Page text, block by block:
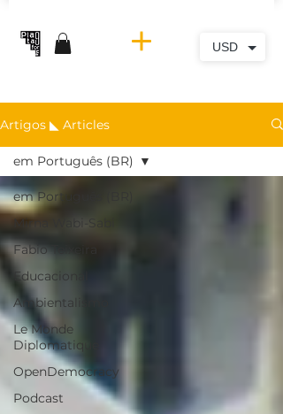
Artigos ◣ Articles
em Português (BR)
Mirna Wabi-Sabi
Fabio Teixeira
Educacional
Ambientalismo
Le Monde
Diplomatique
OpenDemocracy
Podcast
em Português (BR)
USD